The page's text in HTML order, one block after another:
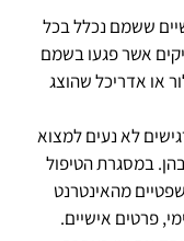
ששמם נכלל בכל
אשר פגעו בשמם
או אדריכל שהוצג
לא נעים למצוא
במסגרת הטיפול
מהאינטרנט
פרטים אישיים.